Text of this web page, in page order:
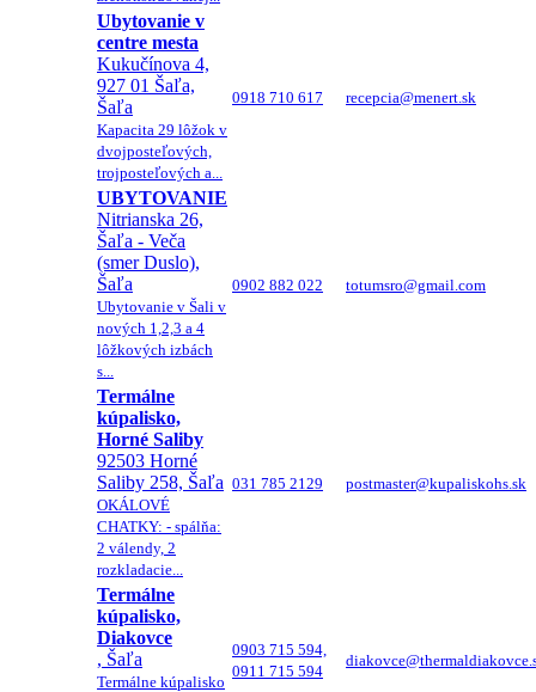
Ubytovanie v
centre mesta
Kukučínova 4,
927 01 Šaľa,
Šaľa
Kapacita 29 lôžok v
dvojposteľových,
trojposteľových a...
0918 710 617 recepcia@menert.sk
UBYTOVANIE
Nitrianska 26,
Šaľa - Veča
(smer Duslo),
Šaľa
Ubytovanie v Šali v
nových 1,2,3 a 4
lôžkových izbách
s...
0902 882 022 totumsro@gmail.com
Termálne
kúpalisko,
Horné Saliby
92503 Horné
Saliby 258, Šaľa
OKÁLOVÉ
CHATKY: - spálňa:
2 válendy, 2
rozkladacie...
031 785 2129 postmaster@kupaliskohs.sk
Termálne
kúpalisko,
Diakovce
, Šaľa
Termálne kúpalisko
0903 715 594,
0911 715 594